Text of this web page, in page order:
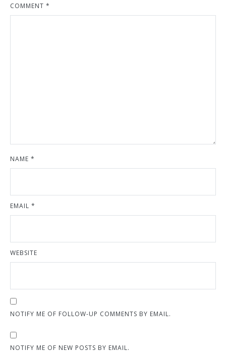
COMMENT *
NAME *
EMAIL *
WEBSITE
NOTIFY ME OF FOLLOW-UP COMMENTS BY EMAIL.
NOTIFY ME OF NEW POSTS BY EMAIL.